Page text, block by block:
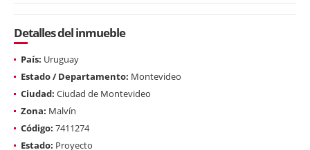
Detalles del inmueble
País: Uruguay
Estado / Departamento: Montevideo
Ciudad: Ciudad de Montevideo
Zona: Malvín
Código: 7411274
Estado: Proyecto